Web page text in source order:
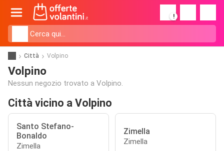
!
Città Volpino
Volpino
Nessun negozio trovato a Volpino.
Città vicino a Volpino
Santo Stefano-
Bonaldo
Zimella
Zimella
Zimella